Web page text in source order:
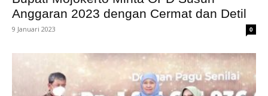
Anggaran 2023 dengan Cermat dan Detil
9 Januari 2023 0